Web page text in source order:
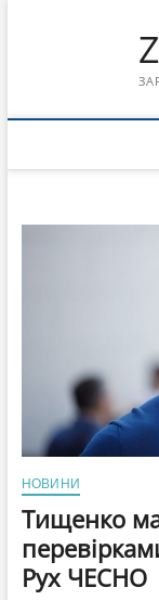
НОВИНИ
Тищенко
Рух ЧЕСНО